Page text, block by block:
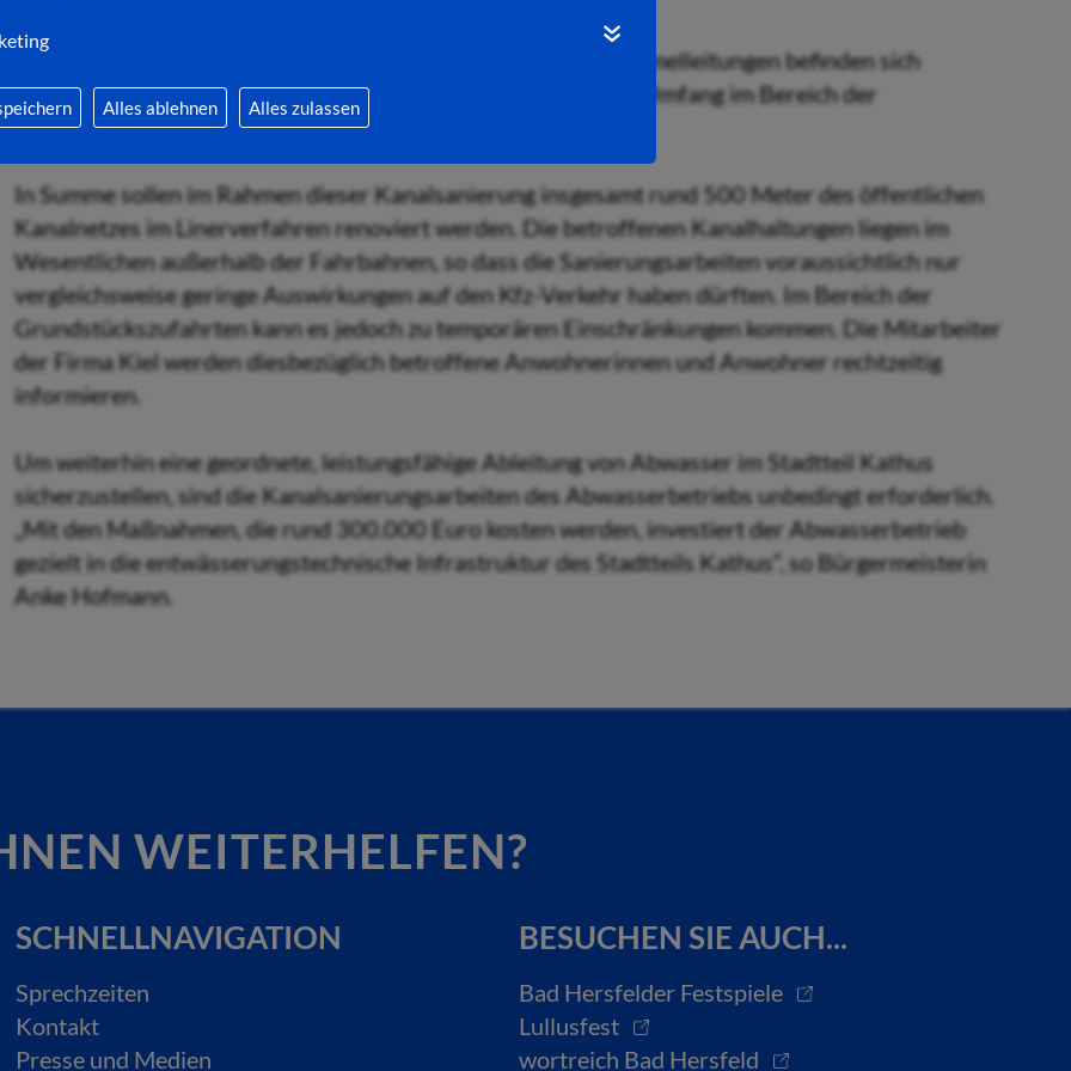
Alles ablehnen Alles zulassen
Die von den Sanierungsarbeiten betroffenen öffentlichen Sammelleitungen befinden sich
überwiegend im Bereich der Solztalstraße sowie in kleinerem Umfang im Bereich der
Chattenstraße und der Straße Am Rehgarten.
In Summe sollen im Rahmen dieser Kanalsanierung insgesamt rund 500 Meter des öffentlichen
Kanalnetzes im Linerverfahren renoviert werden. Die betroffenen Kanalhaltungen liegen im
Wesentlichen außerhalb der Fahrbahnen, so dass die Sanierungsarbeiten voraussichtlich nur
vergleichsweise geringe Auswirkungen auf den Kfz-Verkehr haben dürften. Im Bereich der
Grundstückszufahrten kann es jedoch zu temporären Einschränkungen kommen. Die Mitarbeiter
der Firma Kiel werden diesbezüglich betroffene Anwohnerinnen und Anwohner rechtzeitig
informieren.
Um weiterhin eine geordnete, leistungsfähige Ableitung von Abwasser im Stadtteil Kathus
sicherzustellen, sind die Kanalsanierungsarbeiten des Abwasserbetriebs unbedingt erforderlich.
„Mit den Maßnahmen, die rund 300.000 Euro kosten werden, investiert der Abwasserbetrieb
gezielt in die entwässerungstechnische Infrastruktur des Stadtteils Kathus“, so Bürgermeisterin
Anke Hofmann.
WEITERHELFEN?
SCHNELLNAVIGATION
Sprechzeiten
Kontakt
Presse und Medien
BESUCHEN SIE AUCH...
Bad Hersfelder Festspiele
Lullusfest
wortreich Bad Hersfeld